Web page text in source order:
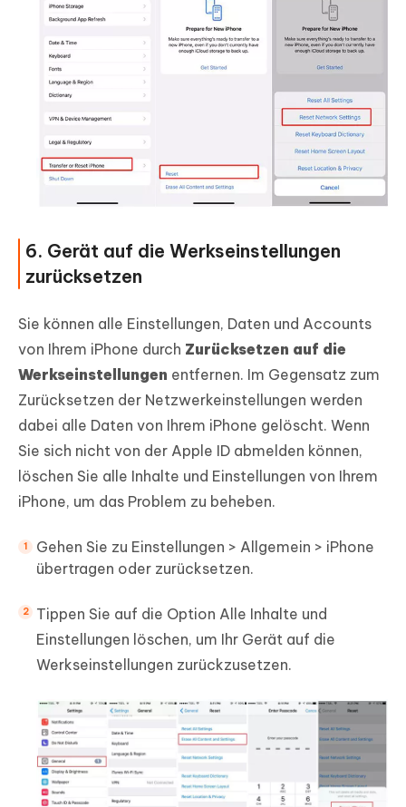
6. Gerät auf die Werkseinstellungen
zurücksetzen
Sie können alle Einstellungen, Daten und Accounts
von Ihrem iPhone durch Zurücksetzen auf die
Werkseinstellungen entfernen. Im Gegensatz zum
Zurücksetzen der Netzwerkeinstellungen werden
dabei alle Daten von Ihrem iPhone gelöscht. Wenn
Sie sich nicht von der Apple ID abmelden können,
löschen Sie alle Inhalte und Einstellungen von Ihrem
iPhone, um das Problem zu beheben.
Gehen Sie zu Einstellungen > Allgemein > iPhone
übertragen oder zurücksetzen.
Tippen Sie auf die Option Alle Inhalte und
Einstellungen löschen, um Ihr Gerät auf die
Werkseinstellungen zurückzusetzen.